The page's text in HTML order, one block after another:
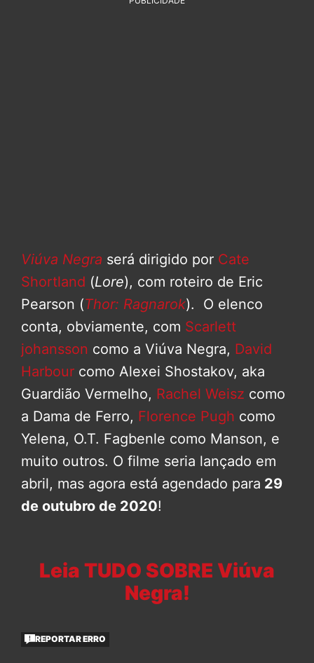
Viúva Negra será dirigido por Cate
Shortland (Lore), com roteiro de Eric
Pearson (Thor: Ragnarok). O elenco
conta, obviamente, com Scarlett
johansson como a Viúva Negra, David
Harbour como Alexei Shostakov, aka
Guardião Vermelho, Rachel Weisz como
a Dama de Ferro, Florence Pugh como
Yelena, O.T. Fagbenle como Manson, e
muito outros. O filme seria lançado em
abril, mas agora está agendado para 29
de outubro de 2020!
Leia TUDO SOBRE Viúva
Negra!
REPORTAR ERRO